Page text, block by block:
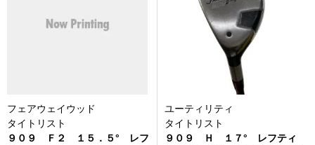
フェアウェイウッド
タイトリスト
９０９ Ｆ２ １５．５° レフ
ユーティリティ
タイトリスト
９０９ Ｈ １７° レフティ